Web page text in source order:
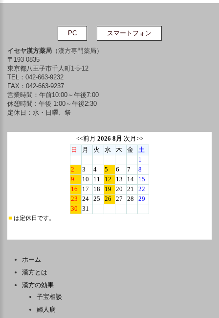
PC スマートフォン
イセヤ漢方薬局 （漢方専門薬局）
〒193-0835
東京都八王子市千人町1-5-12
TEL：042-663-9232
FAX：042-663-9237
営業時間：午前10:00～午後7:00
休憩時間 : 午後 1:00～午後2:30
定休日：水・日曜、祭
ホーム
漢方とは
漢方の効果
子宝相談
婦人病